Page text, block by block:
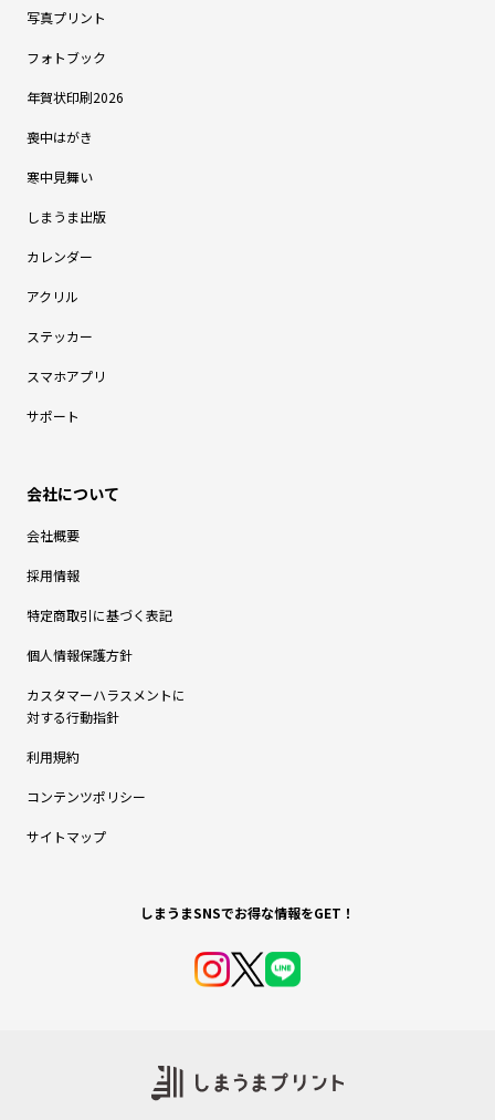
写真プリント
フォトブック
年賀状印刷2026
喪中はがき
寒中見舞い
しまうま出版
カレンダー
アクリル
ステッカー
スマホアプリ
サポート
会社概要
採用情報
特定商取引に基づく表記
個人情報保護方針
カスタマーハラスメントに
対する行動指針
利用規約
コンテンツポリシー
サイトマップ